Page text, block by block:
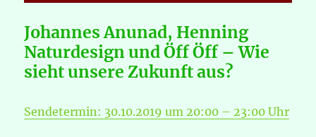
Johannes Anunad, Henning
Naturdesign und Öff Öff – Wie
sieht unsere Zukunft aus?
Sendetermin: 30.10.2019 um 20:00 – 23:00 Uhr